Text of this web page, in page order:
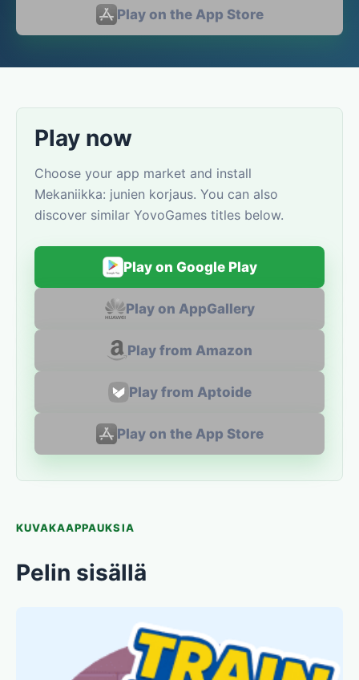
Play on the App Store
Play now
Choose your app market and install
Mekaniikka: junien korjaus. You can also
discover similar YovoGames titles below.
Play on Google Play
Play on AppGallery
Play from Amazon
Play from Aptoide
Play on the App Store
KUVAKAAPPAUKSIA
Pelin sisällä